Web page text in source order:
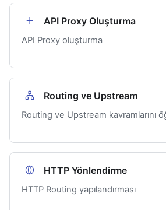
API Proxy Oluşturma
API Proxy oluşturma
Routing ve Upstream
Routing ve Upstream kavramlarını
HTTP Yönlendirme
HTTP Routing yapılandırması